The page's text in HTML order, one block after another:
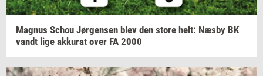
Magnus Schou Jør­gen­sen blev den store helt: Næsby BK
vandt lige ak­ku­rat over FA 2000